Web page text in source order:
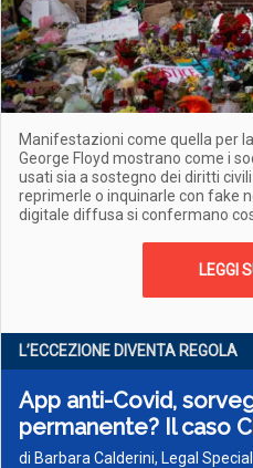
Manifestazioni come quella per
George Floyd mostrano come i
usati sia a sostegno dei diritti
reprimerle o inquinarle con fake
digitale diffusa si confermano
LEGGI
L’ECCEZIONE DIVENTA REGOLA
App anti-Covid,
permanente? Il caso
di Barbara Calderini, Legal